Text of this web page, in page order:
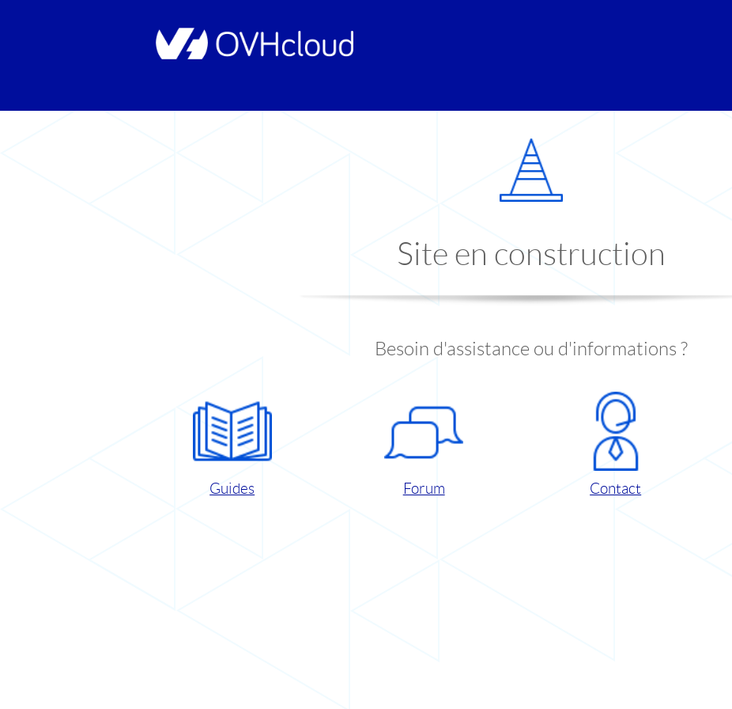
Site en construction
Besoin d'assistance ou d'informations ?
Guides Forum Contact